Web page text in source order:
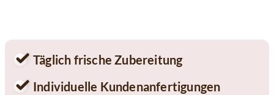
Täglich frische Zubereitung
Individuelle Kundenanfertigungen